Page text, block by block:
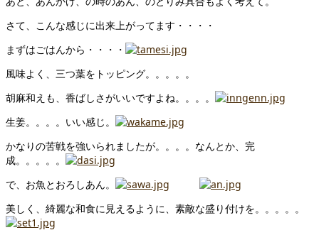
さて、こんな感じに出来上がってます・・・・
まずはごはんから・・・・
風味よく、三つ葉をトッピング。。。。。
胡麻和えも、香ばしさがいいですよね。。。。
生姜。。。。いい感じ。
かなりの苦戦を強いられましたが。。。。なんとか、完
成。。。。。
で、お魚とおろしあん。
美しく、綺麗な和食に見えるように、素敵な盛り付けを。。。。。